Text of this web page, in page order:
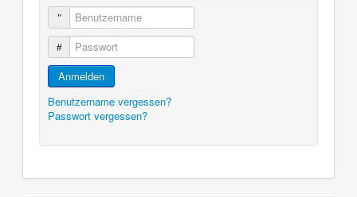
Benutzername
Passwort
Anmelden
Benutzername vergessen?
Passwort vergessen?